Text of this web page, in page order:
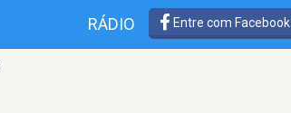
RÁDIO Entre com Facebook